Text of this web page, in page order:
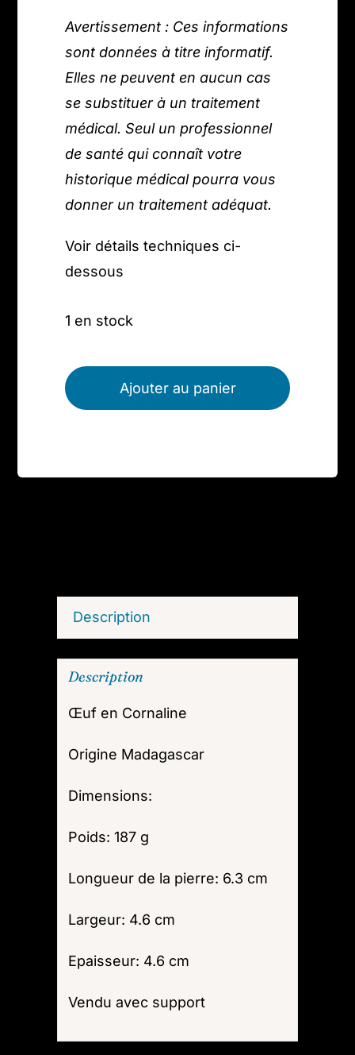
Avertissement : Ces informations
sont données à titre informatif.
Elles ne peuvent en aucun cas
se substituer à un traitement
médical. Seul un professionnel
de santé qui connaît votre
historique médical pourra vous
donner un traitement adéquat.
Voir détails techniques ci-
dessous
1 en stock
de
Ajouter au panier
Description
Description
Œuf en Cornaline
Origine Madagascar
Dimensions:
Poids: 187 g
Longueur de la pierre: 6.3 cm
Largeur: 4.6 cm
Epaisseur: 4.6 cm
Vendu avec support